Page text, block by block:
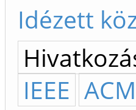
Idézett
IEEE ACM